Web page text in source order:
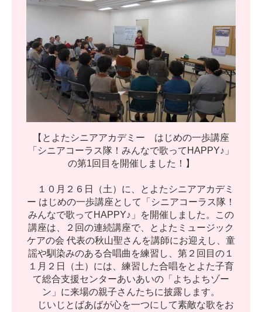
【 と よ た シニアアカデミ ー は じめの一歩講座
「 シニアコ ーラ ス 隊 ！ みんなで歌って HAPPY♪ 」
の第1回 目 を開催 し ま した ！ 】
１ ０ 月 ２ ６ 日 （土 ） に と よ た シニアアカデミ
ー は じめの一歩講座と して 「 シニアコ ーラ ス 隊 ！
みんなで歌って HAPPY♪ 」 を開催 し ま した 。 こ の
講座は ２ 回の連続講座で と よ た ミ ュ ージッ ク
ケアの会 代表の秋山聖さ んを講師にお迎 え し
童
謡や馴 染みのある合唱曲 を練習 し 第 ２ 回 目 の １
１ 月 ２ 日 （土 ） には 練習 した合唱をと よ た子育
て総合支援センターあいあいの 「 よ ち よ ちゾー
ン 」 に来場の親子さ んたちに披露 し ま す。
じい じ と ばあばが心を一つに して素敵な歌をお